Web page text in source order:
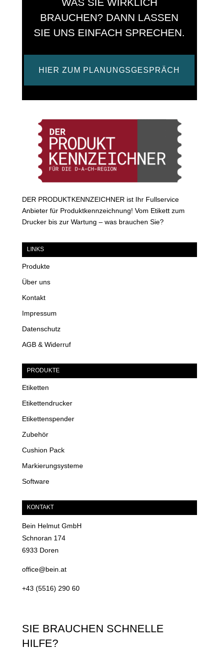
BRAUCHEN? DANN LASSEN
SIE UNS EINFACH SPRECHEN.
HIER ZUM PLANUNGSGESPRÄCH
DER PRODUKTKENNZEICHNER ist Ihr Fullservice
Anbieter für Produktkennzeichnung! Vom Etikett zum
Drucker bis zur Wartung – was brauchen Sie?
LINKS
Produkte
Über uns
Kontakt
Impressum
Datenschutz
AGB & Widerruf
PRODUKTE
Etiketten
Etikettendrucker
Etikettenspender
Zubehör
Cushion Pack
Markierungsysteme
Software
KONTAKT
Bein Helmut GmbH
Schnoran 174
6933 Doren
office@bein.at
+43 (5516) 290 60
SIE BRAUCHEN SCHNELLE
HILFE?